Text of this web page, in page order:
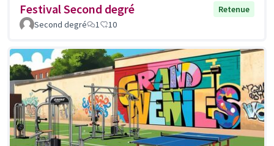
Festival Second degré
Retenue
Second degré
1 10